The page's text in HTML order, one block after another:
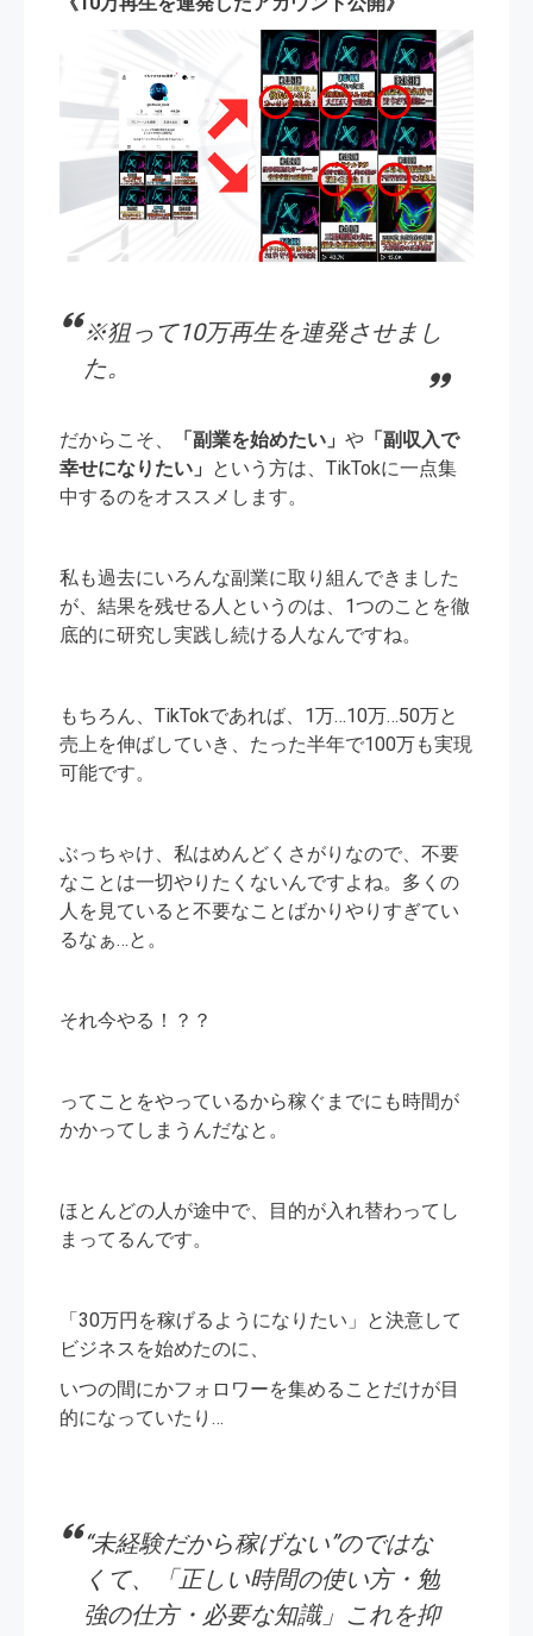
※狙って10万再生を連発させまし
た。
だからこそ、 「副業を始めたい」 や 「副収入で
幸せになりたい」 という方は、TikTokに一点集
中するのをオススメします。
私も過去にいろんな副業に取り組んできました
が、結果を残せる人というのは、1つのことを徹
底的に研究し実践し続ける人なんですね。
もちろん、TikTokであれば、1万…10万…50万と
売上を伸ばしていき、たった半年で100万も実現
可能です。
ぶっちゃけ、私はめんどくさがりなので、不要
なことは一切やりたくないんですよね。多くの
人を見ていると不要なことばかりやりすぎてい
るなぁ…と。
それ今やる！？？
ってことをやっているから稼ぐまでにも時間が
かかってしまうんだなと。
ほとんどの人が途中で、目的が入れ替わってし
まってるんです。
「30万円を稼げるようになりたい」と決意して
ビジネスを始めたのに、
いつの間にかフォロワーを集めることだけが目
的になっていたり…
“未経験だから稼げない”のではな
くて、「正しい時間の使い方・勉
強の仕方・必要な知識」これを抑